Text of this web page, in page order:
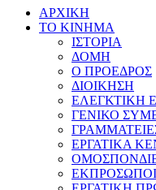
ΑΡΧΙΚΗ
ΤΟ ΚΙΝΗΜΑ
ΙΣΤΟΡΙΑ
ΔΟΜΗ
Ο ΠΡΟΕΔΡΟΣ
ΔΙΟΙΚΗΣΗ
ΕΛΕΓΚΤΙΚΗ
ΓΕΝΙΚΟ
ΕΡΓΑΤΙΚΑ